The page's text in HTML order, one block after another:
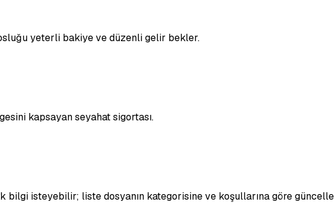
yeterli bakiye ve düzenli gelir bekler.
kapsayan seyahat sigortası.
isteyebilir; liste dosyanın kategorisine ve koşullarına göre